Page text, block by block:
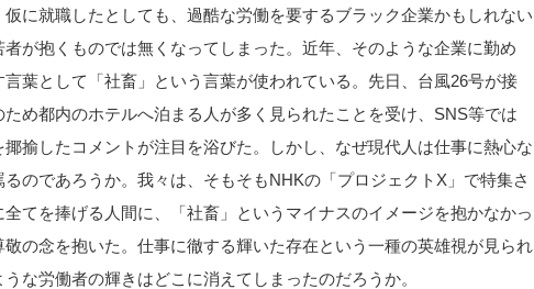
仮に就職したとしても、過酷な労働を要するブラック企業かもしれない
者が抱くものでは無くなってしまった。近年、そのような企業に勤め
葉として「社畜」という言葉が使われている。先日、台風26号が接
め都内のホテルへ泊まる人が多く見られたことを受け、SNS等では
揄したコメントが注目を浴びた。しかし、なぜ現代人は仕事に熱心な
のであろうか。我々は、そもそもNHKの「プロジェクトX」で特集さ
てを捧げる人間に、「社畜」というマイナスのイメージを抱かなかっ
の念を抱いた。仕事に徹する輝いた存在という一種の英雄視が見られ
な労働者の輝きはどこに消えてしまったのだろうか。